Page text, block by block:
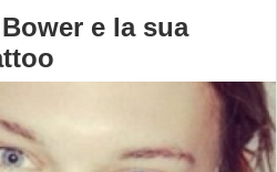
e la sua